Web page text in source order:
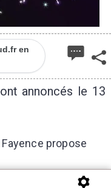
en
annoncés le 13
propose
l'Eglise à partir